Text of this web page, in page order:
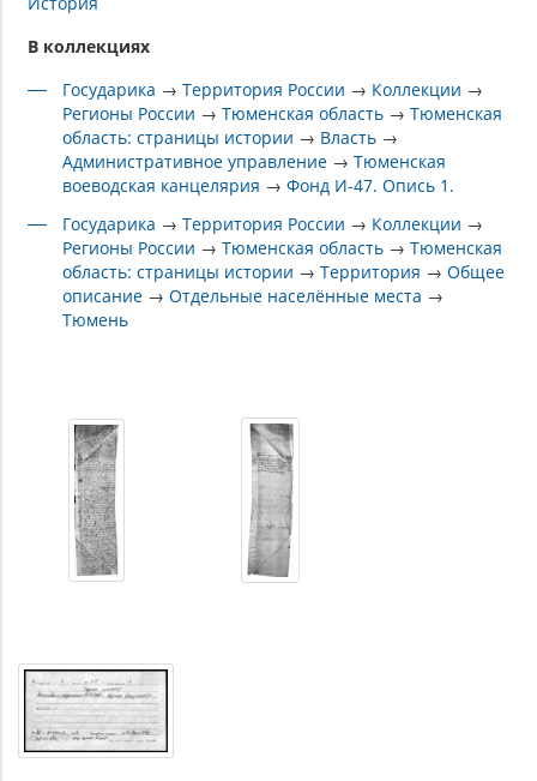
В коллекциях
Государика →Территория России → Коллекции →
Регионы России →Тюменская область →Тюменская
область: страницы истории → Власть →
Административное управление →Тюменская
воеводская канцелярия →Фонд И-47. Опись 1.
Государика →Территория России → Коллекции →
Регионы России →Тюменская область →Тюменская
область: страницы истории →Территория →Общее
описание →Отдельные населённые места →
Тюмень